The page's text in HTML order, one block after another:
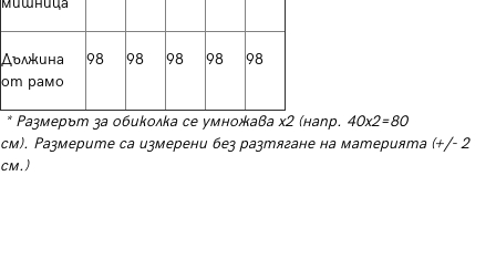
Дължина
от рамо
98 98 98 98 98
* Размерът за обиколка се умножава х2 (напр. 40х2=80
см). Размерите са измерени без разтягане на материята (+/- 2
см.)